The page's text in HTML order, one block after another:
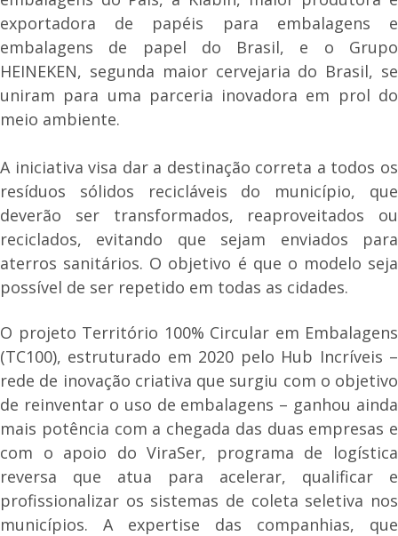
exportadora de papéis para embalagens e
embalagens de papel do Brasil, e o Grupo
HEINEKEN, segunda maior cervejaria do Brasil, se
uniram para uma parceria inovadora em prol do
meio ambiente.
A iniciativa visa dar a destinação correta a todos os
resíduos sólidos recicláveis do município, que
deverão ser transformados, reaproveitados ou
reciclados, evitando que sejam enviados para
aterros sanitários. O objetivo é que o modelo seja
possível de ser repetido em todas as cidades.
O projeto Território 100% Circular em Embalagens
(TC100), estruturado em 2020 pelo Hub Incríveis –
rede de inovação criativa que surgiu com o objetivo
de reinventar o uso de embalagens – ganhou ainda
mais potência com a chegada das duas empresas e
com o apoio do ViraSer, programa de logística
reversa que atua para acelerar, qualificar e
profissionalizar os sistemas de coleta seletiva nos
municípios. A expertise das companhias, que